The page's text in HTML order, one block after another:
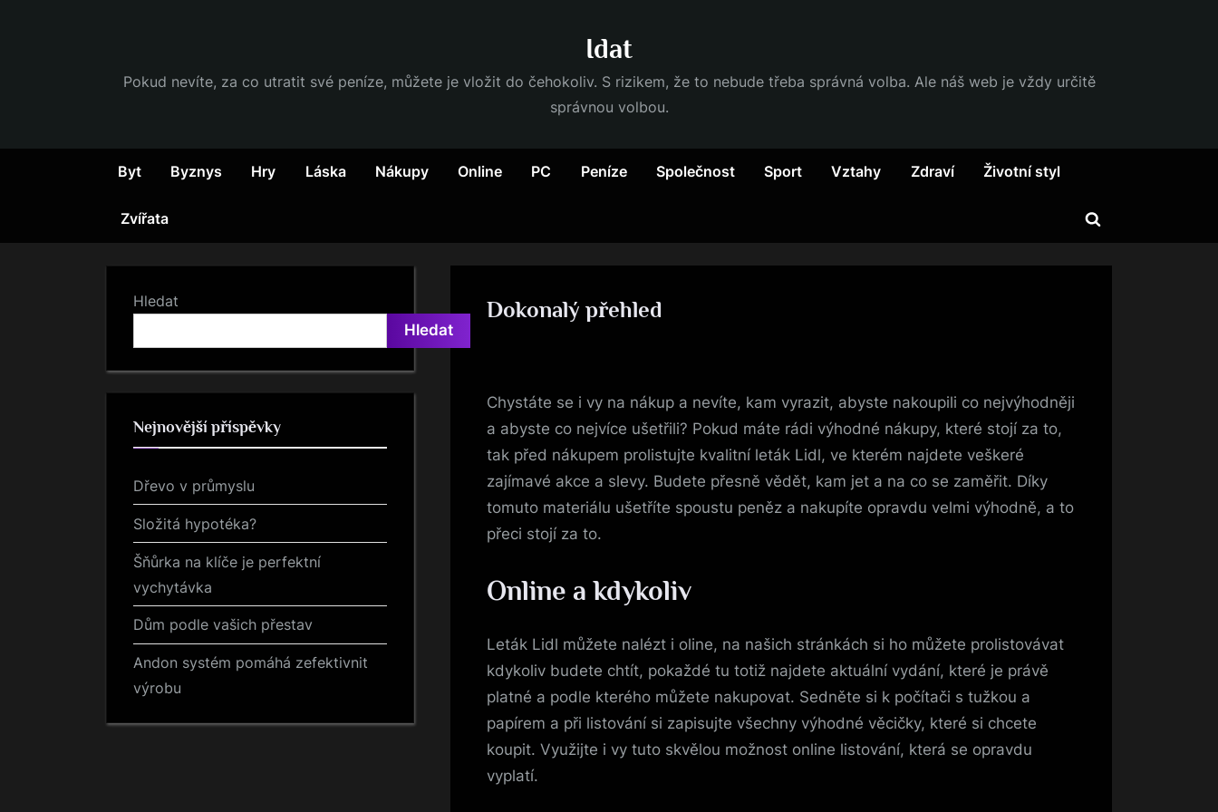
Idat
Pokud nevíte, za co utratit své peníze, můžete je vložit do čehokoliv. S rizikem, že to nebude třeba správná volba. Ale náš web je vždy určitě
správnou volbou.
Byt Byznys Hry Láska Nákupy Online PC Peníze Společnost Sport Vztahy Zdraví Životní styl
Zvířata
Toggle
Dokonalý přehled
Chystáte se i vy na nákup a nevíte, kam vyrazit, abyste nakoupili co nejvýhodněji
a abyste co nejvíce ušetřili? Pokud máte rádi výhodné nákupy, které stojí za to,
tak před nákupem prolistujte kvalitní leták Lidl, ve kterém najdete veškeré
zajímavé akce a slevy. Budete přesně vědět, kam jet a na co se zaměřit. Díky
tomuto materiálu ušetříte spoustu peněz a nakupíte opravdu velmi výhodně, a to
přeci stojí za to.
Online a kdykoliv
Leták Lidl můžete nalézt i oline, na našich stránkách si ho můžete prolistovávat
kdykoliv budete chtít, pokaždé tu totiž najdete aktuální vydání, které je právě
platné a podle kterého můžete nakupovat. Sedněte si k počítači s tužkou a
papírem a při listování si zapisujte všechny výhodné věcičky, které si chcete
koupit. Využijte i vy tuto skvělou možnost online listování, která se opravdu
vyplatí.
Hledat
Hledat
Nejnovější příspěvky
Dřevo v průmyslu
Složitá hypotéka?
Šňůrka na klíče je perfektní
vychytávka
Dům podle vašich přestav
Andon systém pomáhá zefektivnit
výrobu